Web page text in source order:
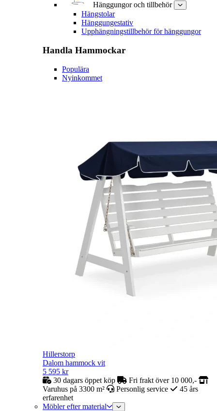
Hänggungor och tillbehör
Hängstolar
Hänggungestativ
Upphängningstillbehör för hänggungor
Handla Hammockar
Populära
Nyinkommet
Hillerstorp
Dalom hammock vit
5 595 kr
30 dagars öppet köp
Fri frakt över 10 000,-
Varuhus på 3300 m²
Personlig service
45 års
erfarenhet
Möbler efter material